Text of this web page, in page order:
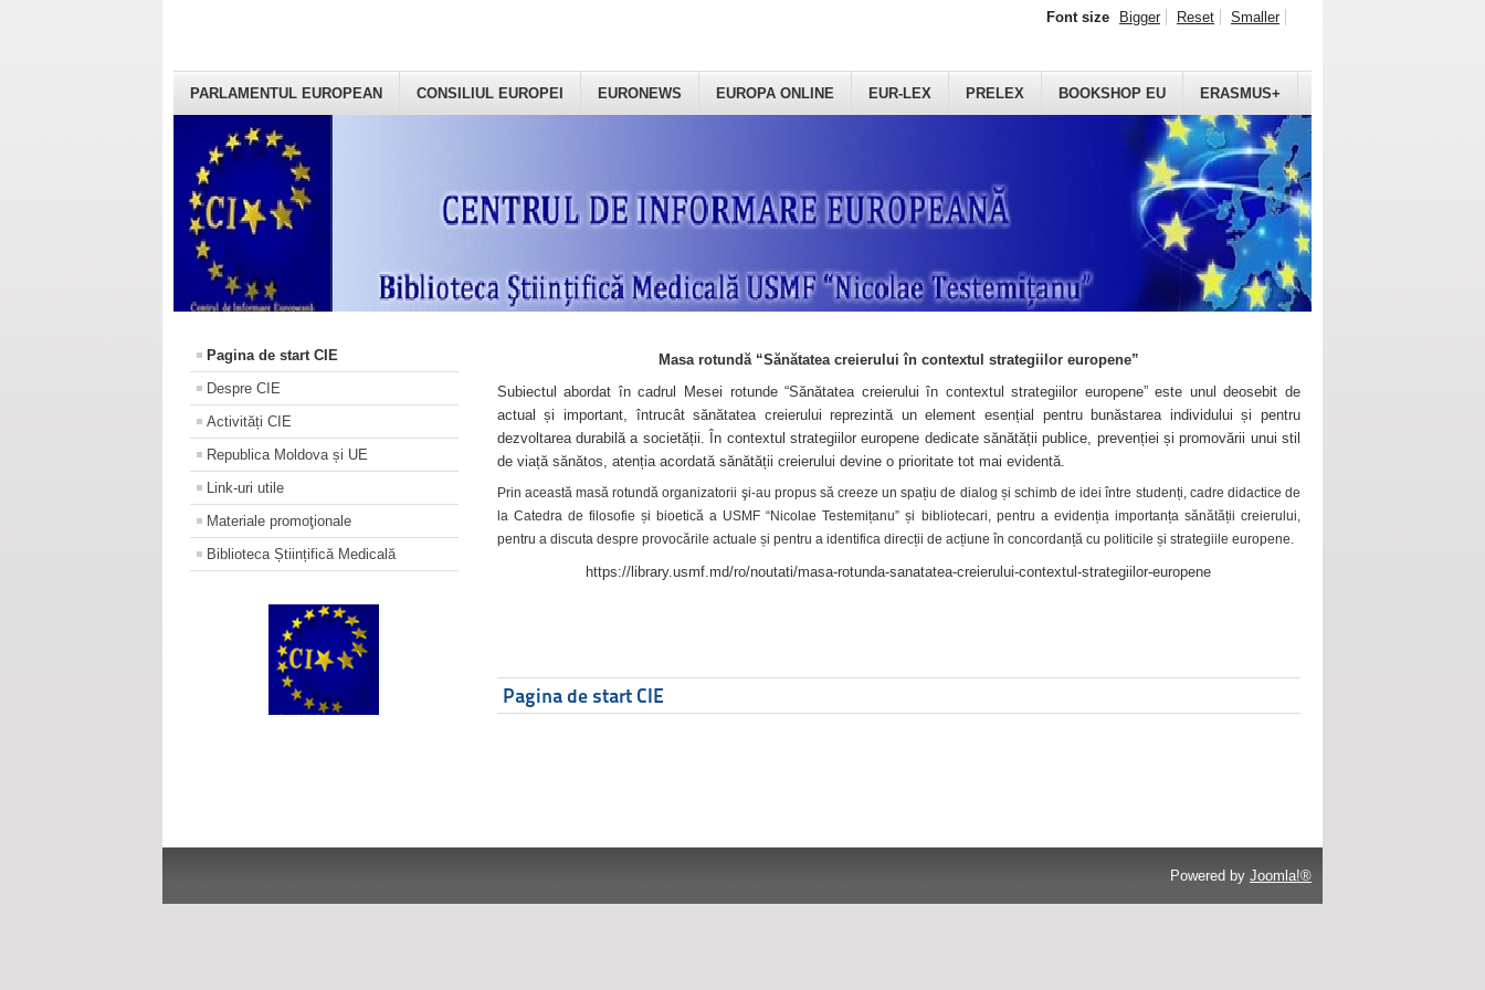
PARLAMENTUL EUROPEAN CONSILIUL EUROPEI EURONEWS EUROPA ONLINE EUR-LEX PRELEX BOOKSHOP EU ERASMUS+
Font size Bigger Reset Smaller
Pagina de start CIE
Despre CIE
Activități CIE
Republica Moldova și UE
Link-uri utile
Materiale promoţionale
Biblioteca Științifică Medicală
Masa rotundă “Sănătatea creierului în contextul strategiilor europene”
Subiectul abordat în cadrul Mesei rotunde “Sănătatea creierului în contextul strategiilor europene” este unul deosebit de
actual și important, întrucât sănătatea creierului reprezintă un element esențial pentru bunăstarea individului și pentru
dezvoltarea durabilă a societății. În contextul strategiilor europene dedicate sănătății publice, prevenției și promovării unui stil
de viață sănătos, atenția acordată sănătății creierului devine o prioritate tot mai evidentă.
Prin această masă rotundă organizatorii şi-au propus să creeze un spațiu de dialog și schimb de idei între studenți, cadre didactice de
la Catedra de filosofie și bioetică a USMF “Nicolae Testemițanu” și bibliotecari, pentru a evidenția importanța sănătății creierului,
pentru a discuta despre provocările actuale și pentru a identifica direcții de acțiune în concordanță cu politicile și strategiile europene.
https://library.usmf.md/ro/noutati/masa-rotunda-sanatatea-creierului-contextul-strategiilor-europene
Pagina de start CIE
Powered by Joomla!®